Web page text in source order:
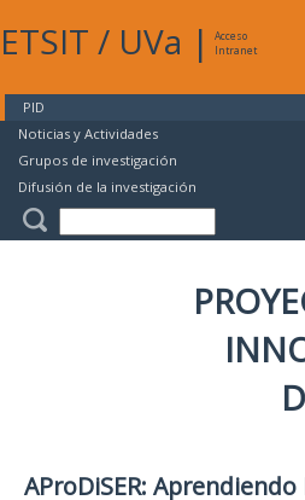
ETSIT / UVa |
Acceso
Intranet
PID
Noticias y Actividades
Grupos de investigación
Difusión de la investigación
AProDiSER: